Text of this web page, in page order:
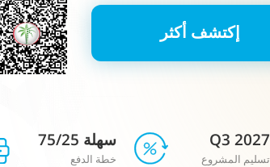
إكتشف أكثر
سهلة 75/25
خطة الدفع
Q3 2027
تسليم المشروع